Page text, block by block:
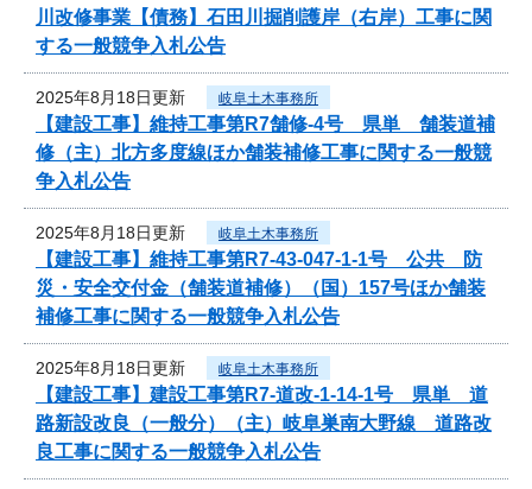
川改修事業【債務】石田川掘削護岸（右岸）工事に関
する一般競争入札公告
2025年8月18日更新 岐阜土木事務所
【建設工事】維持工事第R7舗修-4号 県単 舗装道補
修（主）北方多度線ほか舗装補修工事に関する一般競
争入札公告
2025年8月18日更新 岐阜土木事務所
【建設工事】維持工事第R7-43-047-1-1号 公共 防
災・安全交付金（舗装道補修）（国）157号ほか舗装
補修工事に関する一般競争入札公告
2025年8月18日更新 岐阜土木事務所
【建設工事】建設工事第R7-道改-1-14-1号 県単 道
路新設改良（一般分）（主）岐阜巣南大野線 道路改
良工事に関する一般競争入札公告